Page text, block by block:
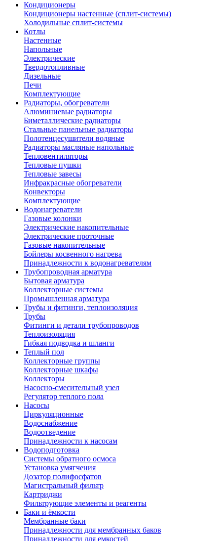
Кондиционеры
Кондиционеры настенные (сплит-системы)
Холодильные сплит-системы
Котлы
Настенные
Напольные
Электрические
Твердотопливные
Дизельные
Печи
Комплектующие
Радиаторы, обогреватели
Алюминиевые радиаторы
Биметаллические радиаторы
Стальные панельные радиаторы
Полотенцесушители водяные
Радиаторы масляные напольные
Тепловентиляторы
Тепловые пушки
Тепловые завесы
Инфракрасные обогреватели
Конвекторы
Комплектующие
Водонагреватели
Газовые колонки
Электрические накопительные
Электрические проточные
Газовые накопительные
Бойлеры косвенного нагрева
Принадлежности к водонагревателям
Трубопроводная арматура
Бытовая арматура
Коллекторные системы
Промышленная арматура
Трубы и фитинги, теплоизоляция
Трубы
Фитинги и детали трубопроводов
Теплоизоляция
Гибкая подводка и шланги
Теплый пол
Коллекторные группы
Коллекторные шкафы
Коллекторы
Насосно-смесительный узел
Регулятор теплого пола
Насосы
Циркуляционные
Водоснабжение
Водоотведение
Принадлежности к насосам
Водоподготовка
Системы обратного осмоса
Установка умягчения
Дозатор полифосфатов
Магистральный фильтр
Картриджи
Фильтрующие элементы и реагенты
Баки и ёмкости
Мембранные баки
Принадлежности для мембранных баков
Принадлежности для емкостей